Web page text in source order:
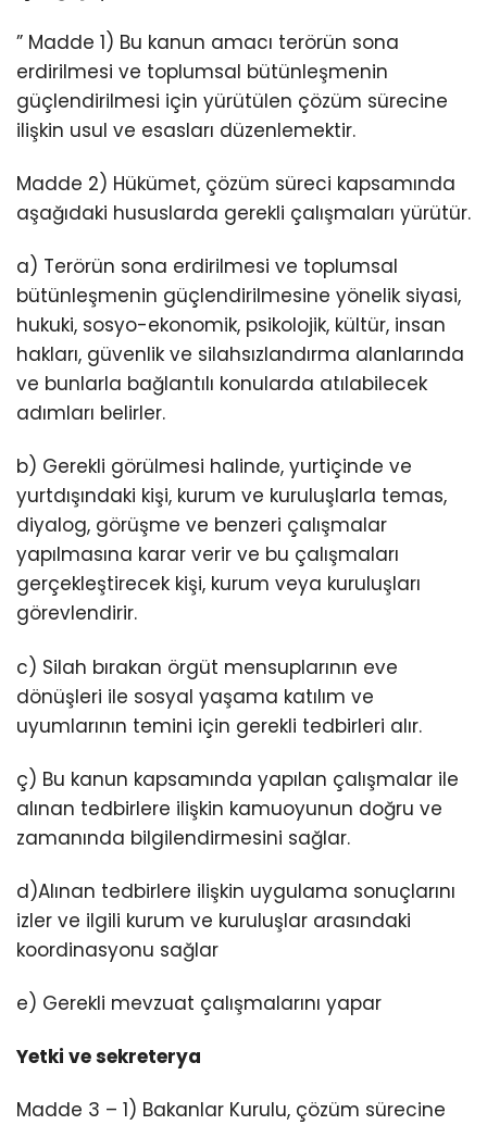
” Madde 1) Bu kanun amacı terörün sona
erdirilmesi ve toplumsal bütünleşmenin
güçlendirilmesi için yürütülen çözüm sürecine
ilişkin usul ve esasları düzenlemektir.
Madde 2) Hükümet, çözüm süreci kapsamında
aşağıdaki hususlarda gerekli çalışmaları yürütür.
a) Terörün sona erdirilmesi ve toplumsal
bütünleşmenin güçlendirilmesine yönelik siyasi,
hukuki, sosyo-ekonomik, psikolojik, kültür, insan
hakları, güvenlik ve silahsızlandırma alanlarında
ve bunlarla bağlantılı konularda atılabilecek
adımları belirler.
b) Gerekli görülmesi halinde, yurtiçinde ve
yurtdışındaki kişi, kurum ve kuruluşlarla temas,
diyalog, görüşme ve benzeri çalışmalar
yapılmasına karar verir ve bu çalışmaları
gerçekleştirecek kişi, kurum veya kuruluşları
görevlendirir.
c) Silah bırakan örgüt mensuplarının eve
dönüşleri ile sosyal yaşama katılım ve
uyumlarının temini için gerekli tedbirleri alır.
ç) Bu kanun kapsamında yapılan çalışmalar ile
alınan tedbirlere ilişkin kamuoyunun doğru ve
zamanında bilgilendirmesini sağlar.
d)Alınan tedbirlere ilişkin uygulama sonuçlarını
izler ve ilgili kurum ve kuruluşlar arasındaki
koordinasyonu sağlar
e) Gerekli mevzuat çalışmalarını yapar
Yetki ve sekreterya
Madde 3 – 1) Bakanlar Kurulu, çözüm sürecine